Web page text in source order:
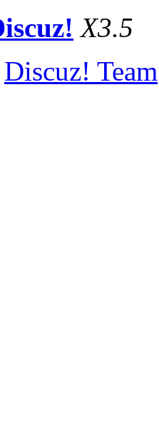
X3.5
Discuz! Team